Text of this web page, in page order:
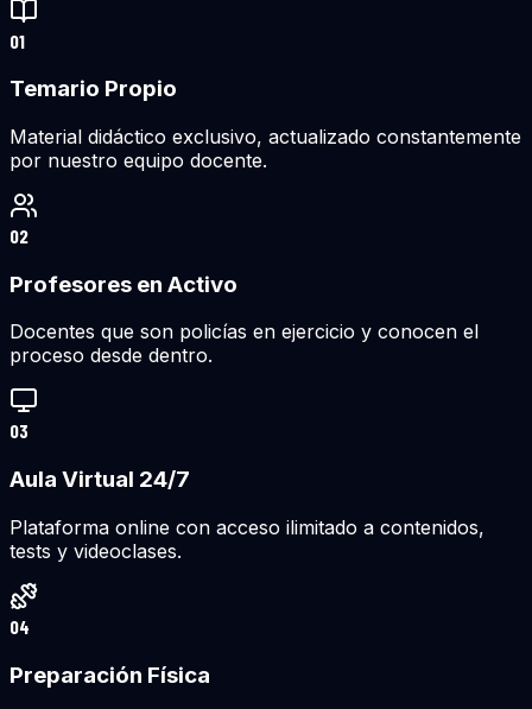
01
Temario Propio
Material didáctico exclusivo, actualizado constantemente
por nuestro equipo docente.
02
Profesores en Activo
Docentes que son policías en ejercicio y conocen el
proceso desde dentro.
03
Aula Virtual 24/7
Plataforma online con acceso ilimitado a contenidos,
tests y videoclases.
04
Preparación Física